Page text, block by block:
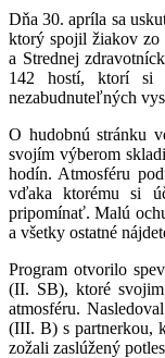
Dňa 30. apríla sa
ktorý spojil žiakov zo
a Strednej
142 hostí, ktorí si
nezabudnuteľných
O hudobnú stránku
svojím výberom
hodín. Atmosféru
vďaka ktorému si
pripomínať. Malú
a všetky ostatné
Program otvorilo
(II. SB), ktoré
atmosféru.
(III. B) s partnerkou,
zožali zaslúžený